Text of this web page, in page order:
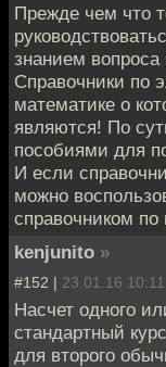
Прежде чем что
знанием
Справочники по
математике о
являются! По
пособиями для
И если
можно
справочником
kenjunito »
#152 | 23.01.16 10:11
Насчет одного
стандартный
для второго